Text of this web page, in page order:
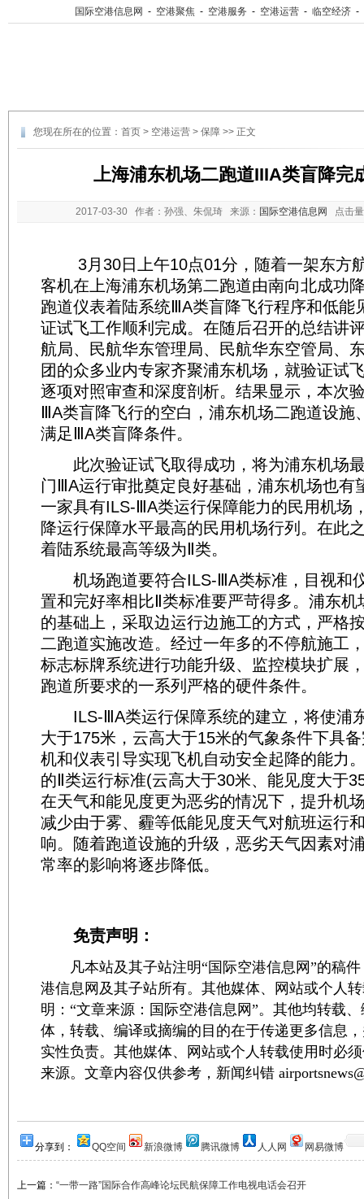
国际空港信息网 - 空港聚焦 - 空港服务 - 空港运营 - 临空经济 -
您现在所在的位置： 首页 > 空港运营 > 保障 >> 正文
上海浦东机场二跑道IIIA类盲降完
2017-03-30 作者：孙强、朱侃琦 来源： 国际空港信息网 点击
3月30日上午10点01分，随着一架东方
客机在上海浦东机场第二跑道由南向北成功
跑道仪表着陆系统ⅢA类盲降飞行程序和低能
证试飞工作顺利完成。在随后召开的总结讲
航局、民航华东管理局、民航华东空管局、
团的众多业内专家齐聚浦东机场，就验证试
逐项对照审查和深度剖析。结果显示，本次
ⅢA类盲降飞行的空白，浦东机场二跑道设施
满足ⅢA类盲降条件。
此次验证试飞取得成功，将为浦东机场
门ⅢA运行审批奠定良好基础，浦东机场也有
一家具有ILS-ⅢA类运行保障能力的民用机场
降运行保障水平最高的民用机场行列。在此
着陆系统最高等级为Ⅱ类。
机场跑道要符合ILS-ⅢA类标准，目视和
置和完好率相比Ⅱ类标准要严苛得多。浦东机
的基础上，采取边运行边施工的方式，严格
二跑道实施改造。经过一年多的不停航施工
标志标牌系统进行功能升级、监控模块扩展
跑道所要求的一系列严格的硬件条件。
ILS-ⅢA类运行保障系统的建立，将使浦
大于175米，云高大于15米的气象条件下具
机和仪表引导实现飞机自动安全起降的能力
的Ⅱ类运行标准(云高大于30米、能见度大于
在天气和能见度更为恶劣的情况下，提升机
减少由于雾、霾等低能见度天气对航班运行
响。随着跑道设施的升级，恶劣天气因素对
常率的影响将逐步降低。
免责声明：
凡本站及其子站注明“国际空港信息网”的稿件
港信息网及其子站所有。其他媒体、网站或个人
明：“文章来源：国际空港信息网”。其他均转载
体，转载、编译或摘编的目的在于传递更多信息
实性负责。其他媒体、网站或个人转载使用时必
来源。文章内容仅供参考，新闻纠错
分享到： QQ空间 新浪微博 腾讯微博 人人网 网易微博
上一篇： “一带一路”国际合作高峰论坛民航保障工作电视电话会召开